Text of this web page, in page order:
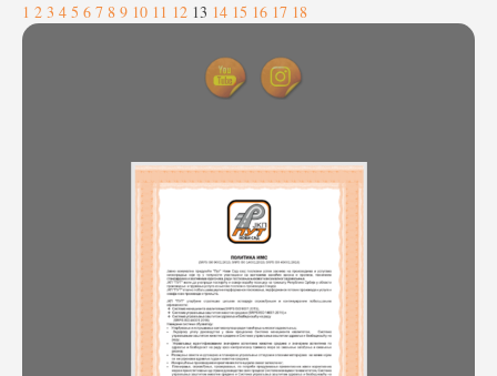
1 2 3 4 5 6 7 8 9 10 11 12 13 14 15 16 17 18